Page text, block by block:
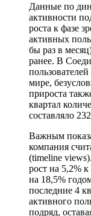
Данные по
активности
роста к фазе
активных
бы раз в
ранее. В
мире,
прироста
квартал
составляло
Важным
компания
(timeline
рост на 5,2%
на 18,5%
последние 4
активного
подряд,